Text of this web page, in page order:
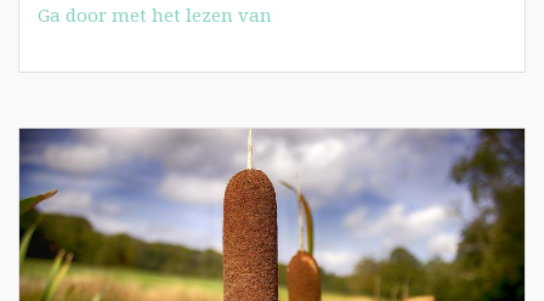
Ga door met het lezen van
Hans
(2013)